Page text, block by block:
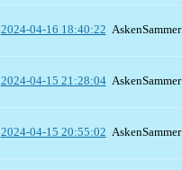
2024-04-16 18:40:22 AskenSammer
2024-04-15 21:28:04 AskenSammer
2024-04-15 20:55:02 AskenSammer